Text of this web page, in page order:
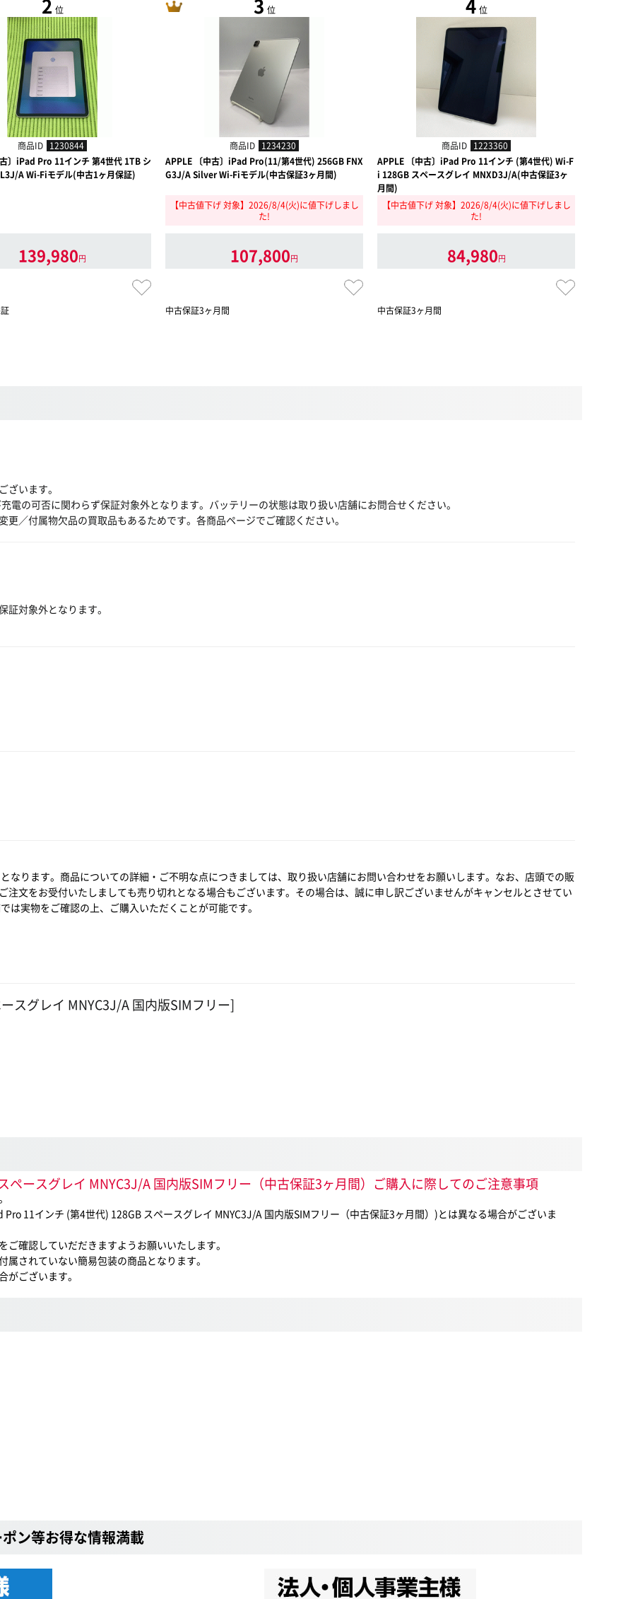
2 位
商品ID 1230844
〕iPad Pro 11インチ 第4世代 1TB シ
A Wi-Fiモデル(中古1ヶ月保証)
139,980円
3 位
商品ID 1234230
APPLE 〔中古〕iPad Pro(11/第4世代) 256GB FNX
G3J/A Silver Wi-Fiモデル(中古保証3ヶ月間)
【中古値下げ 対象】2026/8/4(火)に値下げしまし
た!
107,800円
中古保証3ヶ月間
4 位
商品ID 1223360
APPLE 〔中古〕iPad Pro 11インチ (第4世代) Wi-F
i 128GB スペースグレイ MNXD3J/A(中古保証3ヶ
月間)
【中古値下げ 対象】2026/8/4(火)に値下げしまし
た!
84,980円
中古保証3ヶ月間
います。
電の可否に関わらず保証対象外となります。バッテリーの状態は取り扱い店舗にお問合せください。
／付属物欠品の買取品もあるためです。各商品ページでご確認ください。
対象外となります。
なります。商品についての詳細・ご不明な点につきましては、取り扱い店舗にお問い合わせをお願いします。なお、店頭での販
文をお受付いたしましても売り切れとなる場合もございます。その場合は、誠に申し訳ございませんがキャンセルとさせてい
実物をご確認の上、ご購入いただくことが可能です。
スグレイ MNYC3J/A 国内版SIMフリー]
ペースグレイ MNYC3J/A 国内版SIMフリー（中古保証3ヶ月間）ご購入に際してのご注意事項
11インチ (第4世代) 128GB スペースグレイ MNYC3J/A 国内版SIMフリー（中古保証3ヶ月間）)とは異なる場合がございま
確認していだだきますようお願いいたします。
されていない簡易包装の商品となります。
ございます。
ン等お得な情報満載